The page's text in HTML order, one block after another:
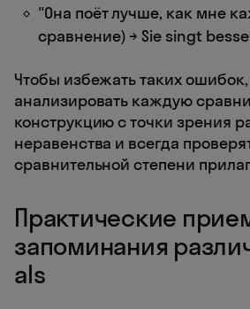
"Она поёт лучше, как мне
сравнение) → Sie singt
Чтобы избежать таких
анализировать каждую
конструкцию с точки зрения
неравенства и всегда
сравнительной степени
Практические
запоминания
als